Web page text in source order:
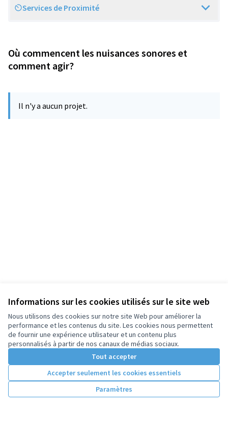
Informations sur les cookies utilisés sur le site web
Nous utilisons des cookies sur notre site Web pour améliorer la
performance et les contenus du site. Les cookies nous permettent
de fournir une expérience utilisateur et un contenu plus
personnalisés à partir de nos canaux de médias sociaux.
Tout accepter
Accepter seulement les cookies essentiels
Paramètres
Scope
Services de Proximité
Où commencent les nuisances sonores et
comment agir?
Il n'y a aucun projet.